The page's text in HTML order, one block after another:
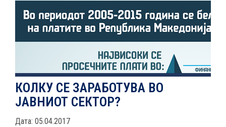
ИСТРАЖУВАЊА
УСЛУГИ
КОЛКУ СЕ ЗАРАБОТУВА ВО
ЈАВНИОТ СЕКТОР?
Дата: 05.04.2017